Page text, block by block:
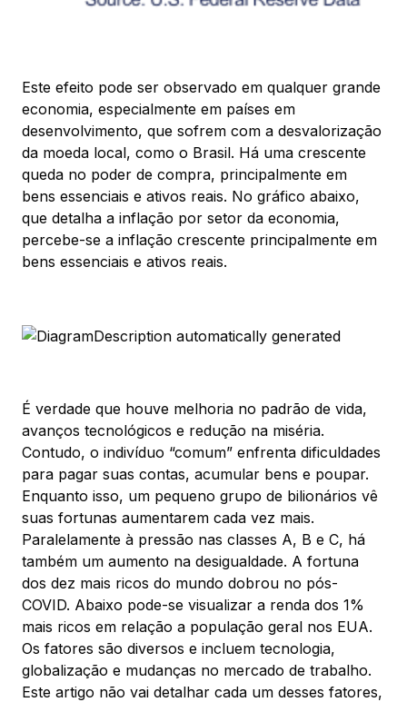
Este efeito pode ser observado em qualquer grande
economia, especialmente em países em
desenvolvimento, que sofrem com a desvalorização
da moeda local, como o Brasil. Há uma crescente
queda no poder de compra, principalmente em
bens essenciais e ativos reais. No gráfico abaixo,
que detalha a inflação por setor da economia,
percebe-se a inflação crescente principalmente em
bens essenciais e ativos reais.
É verdade que houve melhoria no padrão de vida,
avanços tecnológicos e redução na miséria.
Contudo, o indivíduo “comum” enfrenta dificuldades
para pagar suas contas, acumular bens e poupar.
Enquanto isso, um pequeno grupo de bilionários vê
suas fortunas aumentarem cada vez mais.
Paralelamente à pressão nas classes A, B e C, há
também um aumento na desigualdade. A fortuna
dos dez mais ricos do mundo dobrou no pós-
COVID. Abaixo pode-se visualizar a renda dos 1%
mais ricos em relação a população geral nos EUA.
Os fatores são diversos e incluem tecnologia,
globalização e mudanças no mercado de trabalho.
Este artigo não vai detalhar cada um desses fatores,